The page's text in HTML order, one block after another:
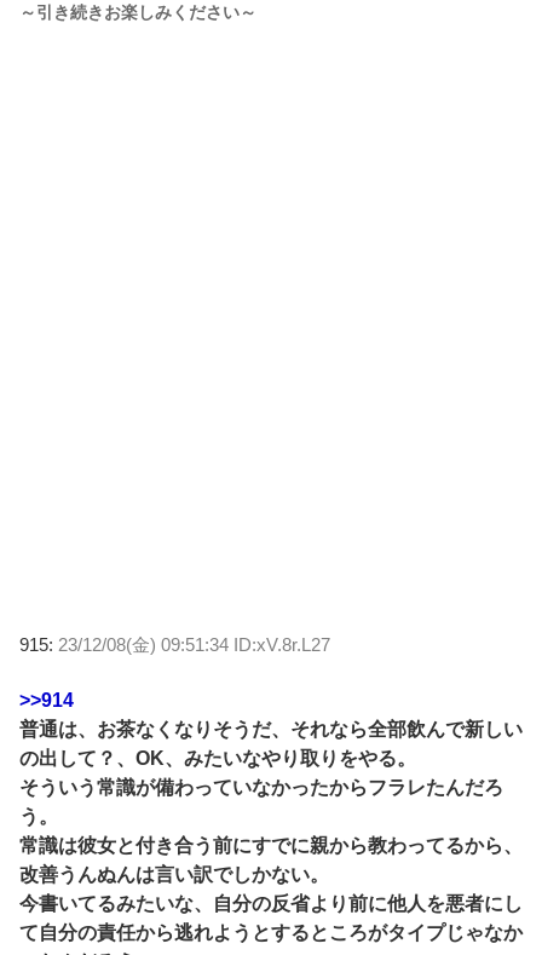
～引き続きお楽しみください～
915: 23/12/08(金) 09:51:34 ID:xV.8r.L27
>>914
普通は、お茶なくなりそうだ、それなら全部飲んで新しい
の出して？、OK、みたいなやり取りをやる。
そういう常識が備わっていなかったからフラレたんだろ
う。
常識は彼女と付き合う前にすでに親から教わってるから、
改善うんぬんは言い訳でしかない。
今書いてるみたいな、自分の反省より前に他人を悪者にし
て自分の責任から逃れようとするところがタイプじゃなか